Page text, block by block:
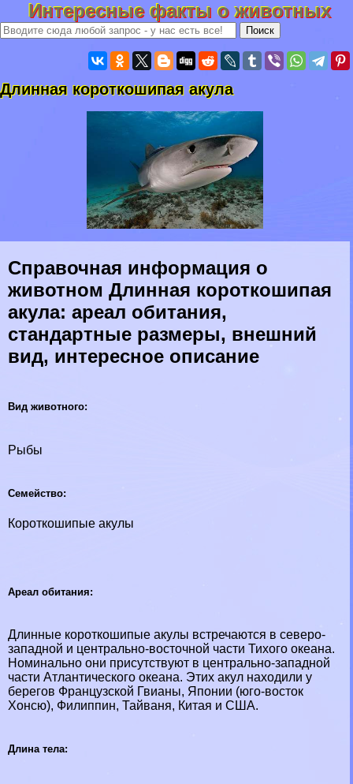
Интересные факты о животных
Длинная короткошипая акула
Справочная информация о
животном Длинная короткошипая
акула: ареал обитания,
стандартные размеры, внешний
вид, интересное описание
Вид животного:
Рыбы
Семейство:
Короткошипые акулы
Ареал обитания:
Длинные короткошипые акулы встречаются в северо-
западной и центрально-восточной части Тихого океана.
Номинально они присутствуют в центрально-западной
части Атлантического океана. Этих акул находили у
берегов Французской Гвианы, Японии (юго-восток
Хонсю), Филиппин, Тайваня, Китая и США.
Длина тела: